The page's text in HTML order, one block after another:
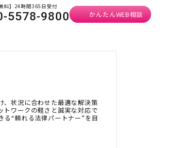
無料】24時間365日受付
5578-9800 かんたんWEB相談
、状況に合わせた最適な解決策
トワークの軽さと誠実な対応で
“頼れる法律パートナー”を目